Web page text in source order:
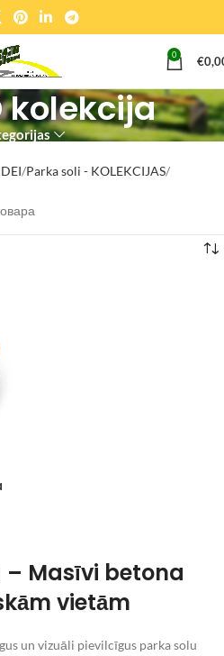
0 €
kolekcija
Parka soli - KOLEKCIJAS
– Masīvi betona
vietām
un vizuāli pievilcīgus parka solu